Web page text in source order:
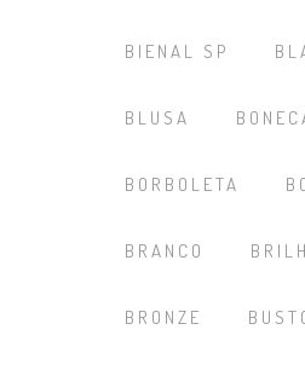
BIENAL SP
BLUSA
BORBOLETA
BRANCO
BRONZE